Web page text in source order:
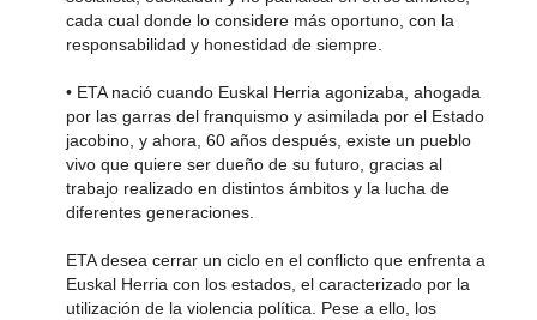
cada cual donde lo considere más oportuno, con la
responsabilidad y honestidad de siempre.
• ETA nació cuando Euskal Herria agonizaba, ahogada
por las garras del franquismo y asimilada por el Estado
jacobino, y ahora, 60 años después, existe un pueblo
vivo que quiere ser dueño de su futuro, gracias al
trabajo realizado en distintos ámbitos y la lucha de
diferentes generaciones.
ETA desea cerrar un ciclo en el conflicto que enfrenta a
Euskal Herria con los estados, el caracterizado por la
utilización de la violencia política. Pese a ello, los